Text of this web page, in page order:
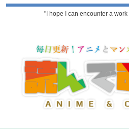
"I hope I can encounter a